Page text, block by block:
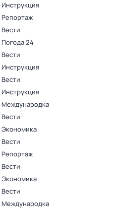
Инструкция
Репортаж
Вести
Погода 24
Вести
Инструкция
Вести
Инструкция
Международка
Вести
Экономика
Вести
Репортаж
Вести
Экономика
Вести
Международка